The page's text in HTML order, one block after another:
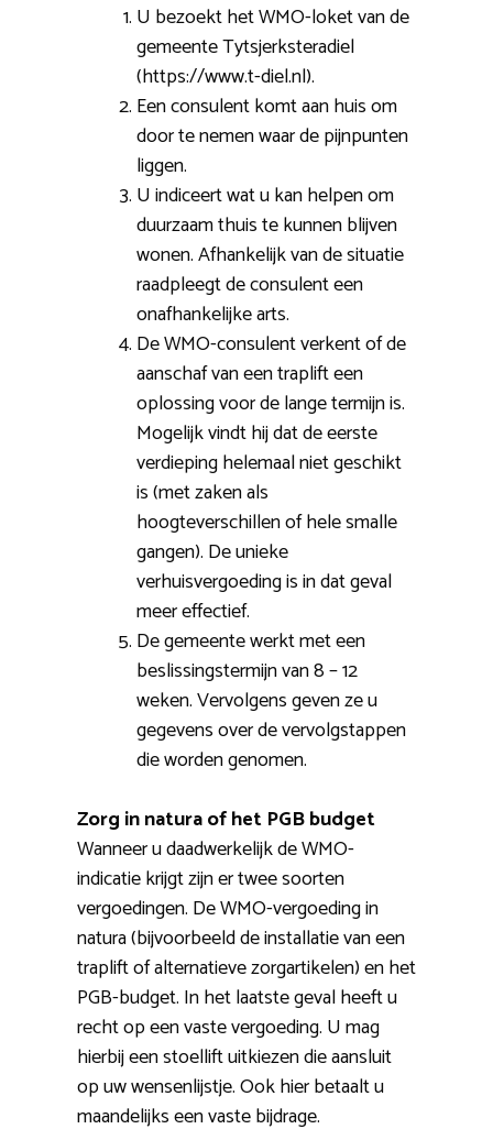
U bezoekt het WMO-loket van de
gemeente Tytsjerksteradiel
(https://www.t-diel.nl).
Een consulent komt aan huis om
door te nemen waar de pijnpunten
liggen.
U indiceert wat u kan helpen om
duurzaam thuis te kunnen blijven
wonen. Afhankelijk van de situatie
raadpleegt de consulent een
onafhankelijke arts.
De WMO-consulent verkent of de
aanschaf van een traplift een
oplossing voor de lange termijn is.
Mogelijk vindt hij dat de eerste
verdieping helemaal niet geschikt
is (met zaken als
hoogteverschillen of hele smalle
gangen). De unieke
verhuisvergoeding is in dat geval
meer effectief.
De gemeente werkt met een
beslissingstermijn van 8 – 12
weken. Vervolgens geven ze u
gegevens over de vervolgstappen
die worden genomen.
Zorg in natura of het PGB budget
Wanneer u daadwerkelijk de WMO-
indicatie krijgt zijn er twee soorten
vergoedingen. De WMO-vergoeding in
natura (bijvoorbeeld de installatie van een
traplift of alternatieve zorgartikelen) en het
PGB-budget. In het laatste geval heeft u
recht op een vaste vergoeding. U mag
hierbij een stoellift uitkiezen die aansluit
op uw wensenlijstje. Ook hier betaalt u
maandelijks een vaste bijdrage.